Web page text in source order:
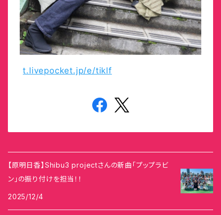
t.livepocket.jp/e/tiklf
【原明日香】Shibu3 projectさんの新曲「プップラビ
ン」の振り付けを担当！！
2025/12/4